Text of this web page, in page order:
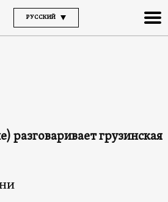
РУССКИЙ
разговаривает грузинская